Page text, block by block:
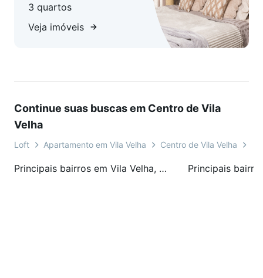
3 quartos
Veja imóveis
Continue suas buscas em Centro de Vila
Velha
Loft Apartamento em Vila Velha Centro de Vila Velha
Principais bairros em Vila Velha, ES